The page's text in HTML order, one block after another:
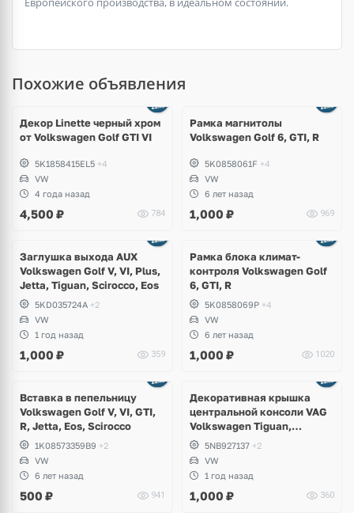
Похожие объявления
Декор Linette черный хром
от Volkswagen Golf GTI VI
5K1858415EL5 +4
VW
4 года назад
4,500 ₽ 784
Рамка магнитолы
Volkswagen Golf 6, GTI, R
5K0858061F +4
VW
6 лет назад
1,000 ₽ 969
Заглушка выхода AUX
Volkswagen Golf V, VI, Plus,
Jetta, Tiguan, Scirocco, Eos
5KD035724A +2
VW
1 год назад
1,000 ₽ 359
Рамка блока климат-
контроля Volkswagen Golf
6, GTI, R
5K0858069P +4
VW
6 лет назад
1,000 ₽ 1020
Вставка в пепельницу
Volkswagen Golf V, VI, GTI,
R, Jetta, Eos, Scirocco
1K08573359B9 +2
VW
6 лет назад
500 ₽ 941
Декоративная крышка
центральной консоли VAG
Volkswagen Tiguan,
Allspace, Taos, Seat Tarraco
5NB927137 +2
VW
1 год назад
1,000 ₽ 360